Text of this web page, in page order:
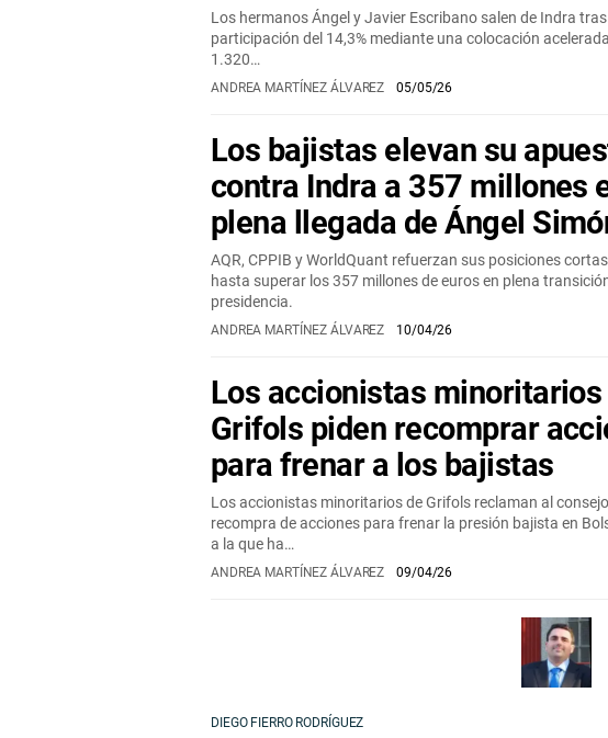
Los hermanos Ángel y Javier Escribano salen de Indra
participación del 14,3% mediante una colocación
1.320…
ANDREA MARTÍNEZ ÁLVAREZ 05/05/26
Los bajistas elevan su
contra Indra a 357 millones
plena llegada de Ángel
AQR, CPPIB y WorldQuant refuerzan sus posiciones
hasta superar los 357 millones de euros en plena
presidencia.
ANDREA MARTÍNEZ ÁLVAREZ 10/04/26
Los accionistas minoritarios
Grifols piden recomprar
para frenar a los bajistas
Los accionistas minoritarios de Grifols reclaman al
recompra de acciones para frenar la presión bajista en
a la que ha…
ANDREA MARTÍNEZ ÁLVAREZ 09/04/26
DIEGO FIERRO RODRÍGUEZ